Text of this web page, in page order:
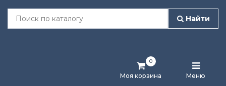
Найти
Моя корзина
0
Меню
Лента